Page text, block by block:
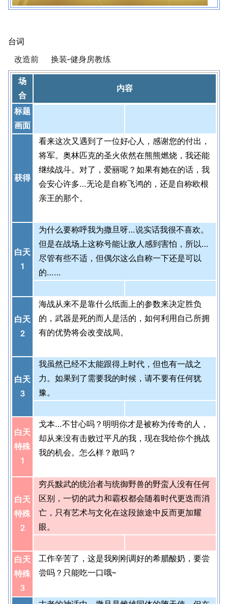
台词
改造前 换装-健身房教练
场
合
内容
标题
画面
获得
看来这次又遇到了一位好心人，感谢您的付出，
将军。奥林匹克的圣火依然在熊熊燃烧，我还能
继续战斗。对了，爱丽呢？如果有她在的话，我
会安心许多…无论是自称飞鸿的，还是自称欧根
亲王的那个。
白天
1
为什么要称呼我为撒旦呀…说实话我很不喜欢。
但是在战场上这称号能让敌人感到害怕，所以…
尽管有些不适，但偶尔这么自称一下还是可以
的……
白天
2
海战从来不是靠什么纸面上的参数来决定胜负
的，武器是死的而人是活的，如何利用自己所拥
有的优势将会改变战局。
白天
3
我虽然已经不太能跟得上时代，但也有一战之
力。如果到了需要我的时候，请不要有任何犹
豫。
白天
特殊
1
戈本…不甘心吗？明明你才是被称为传奇的人，
却从来没有击败过平凡的我，现在我给你个挑战
我的机会。怎么样？敢吗？
白天
特殊
2
穷兵黩武的统治者与统御野兽的野蛮人没有任何
区别，一切的武力和霸权都会随着时代更迭而消
亡，只有艺术与文化在这段旅途中反而更加耀
眼。
白天
特殊
3
工作辛苦了，这是我刚刚调好的希腊酸奶，要尝
尝吗？只能吃一口哦~